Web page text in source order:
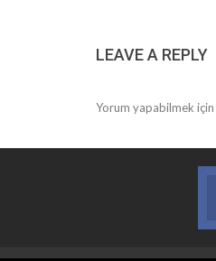
LEAVE A REPLY
Yorum yapabilmek için